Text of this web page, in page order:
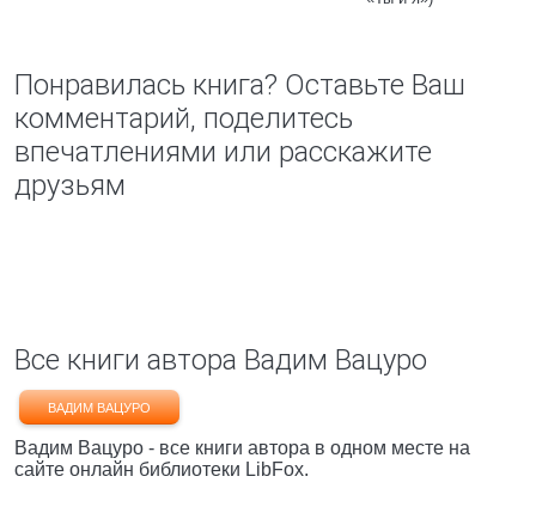
Понравилась книга? Оставьте Ваш
комментарий, поделитесь
впечатлениями или расскажите
друзьям
Все книги автора Вадим Вацуро
ВАДИМ ВАЦУРО
Вадим Вацуро - все книги автора в одном месте на
сайте онлайн библиотеки LibFox.